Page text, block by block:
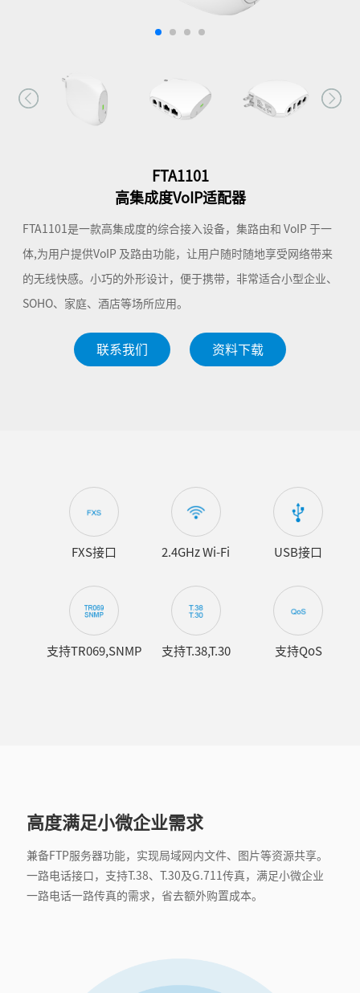
FTA1101
高集成度VoIP适配器
FTA1101是一款高集成度的综合接入设备，集路由和 VoIP 于一
体,为用户提供VoIP 及路由功能，让用户随时随地享受网络带来
的无线快感。小巧的外形设计，便于携带，非常适合小型企业、
SOHO、家庭、酒店等场所应用。
联系我们 资料下载
FXS接口 2.4GHz Wi-Fi USB接口
支持TR069,SNMP 支持T.38,T.30 支持QoS
高度满足小微企业需求
兼备FTP服务器功能，实现局域网内文件、图片等资源共享。
一路电话接口，支持T.38、T.30及G.711传真，满足小微企业
一路电话一路传真的需求，省去额外购置成本。